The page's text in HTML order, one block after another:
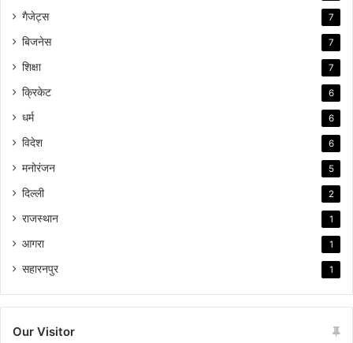
गैजेट्स 7
बिजनेस 7
शिक्षा 7
क्रिकेट 6
धर्म 6
विदेश 6
मनोरंजन 5
दिल्ली 2
राजस्थान 1
आगरा 1
सहारनपुर 1
Our Visitor